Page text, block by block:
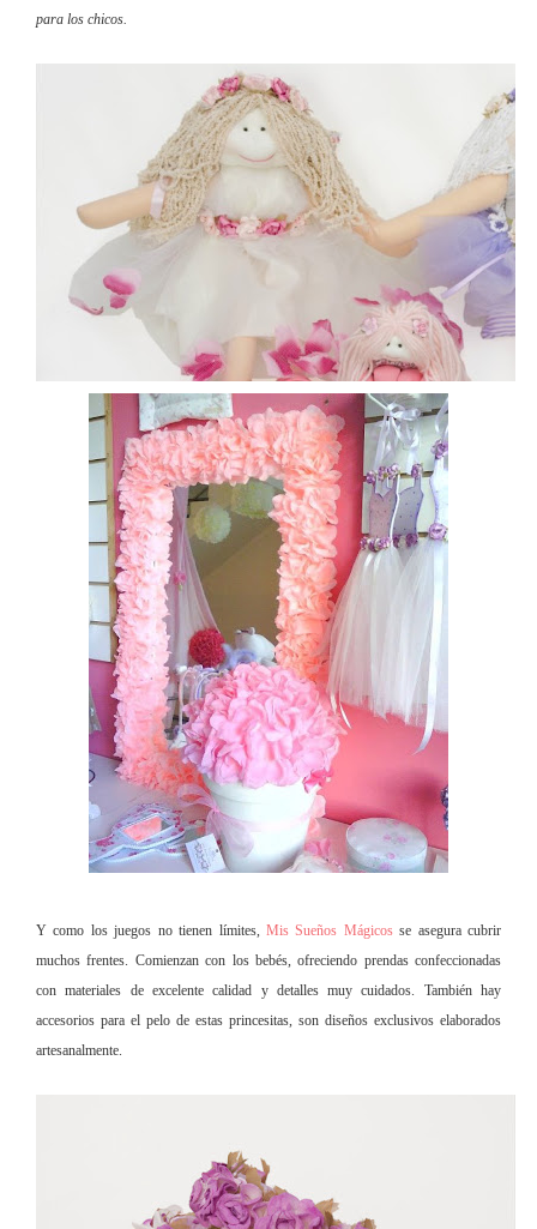
para los chicos.
Y como los juegos no tienen límites, Mis Sueños Mágicosse asegura cubrir
muchos frentes. Comienzan con los bebés, ofreciendo prendas confeccionadas
con materiales de excelente calidad y detalles muy cuidados. También hay
accesorios para el pelo de estas princesitas, son diseños exclusivos elaborados
artesanalmente.